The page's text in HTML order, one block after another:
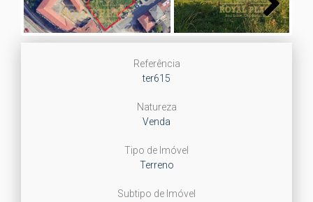
Next
Referência
ter615
Natureza
Venda
Tipo de Imóvel
Terreno
Subtipo de Imóvel